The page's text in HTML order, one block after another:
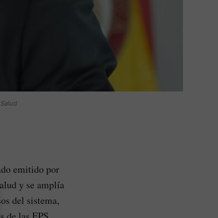
emitido por
y se amplía
del sistema,